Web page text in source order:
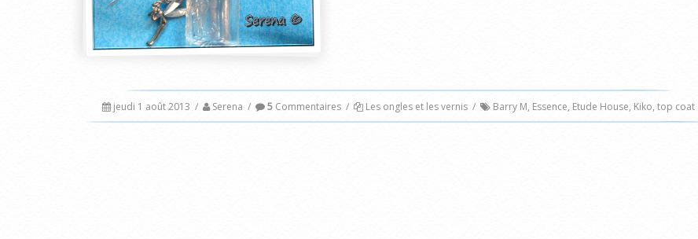
jeudi 1 août 2013 / Serena / 5 Commentaires / Les ongles et les vernis / Barry M, Essence, Etude House, Kiko, top coat